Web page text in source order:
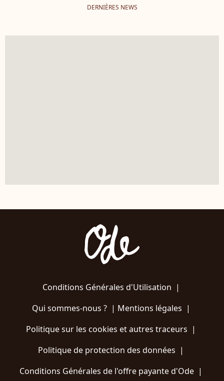
DERNIÈRES NEWS
Conditions Générales d'Utilisation |
Qui sommes-nous ?| Mentions légales |
Politique sur les cookies et autres traceurs |
Politique de protection des données |
Conditions Générales de l'offre payante d'Ode |